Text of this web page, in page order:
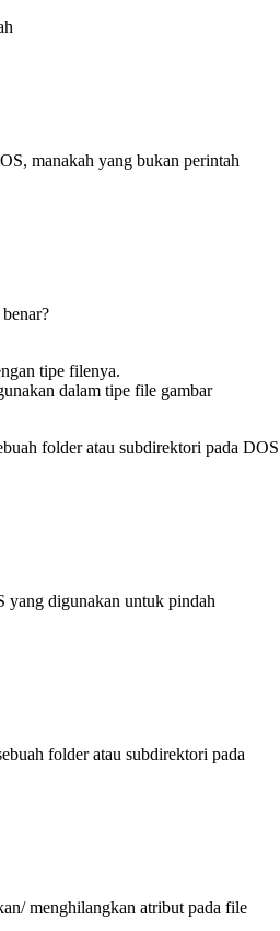
manakah yang bukan perintah
tipe filenya.
dalam tipe file gambar
folder atau subdirektori pada DOS
yang digunakan untuk pindah
folder atau subdirektori pada
menghilangkan atribut pada file